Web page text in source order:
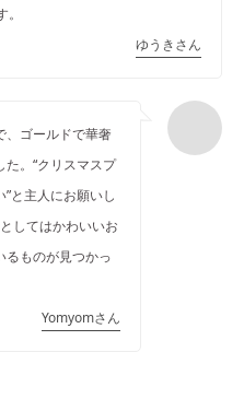
ゆうきさん
、ゴールドで華奢
。“クリスマスプ
と主人にお願いし
してはかわいいお
るものが見つかっ
Yomyomさん